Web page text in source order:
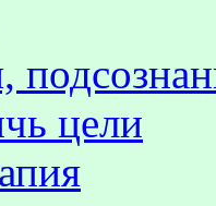
цели